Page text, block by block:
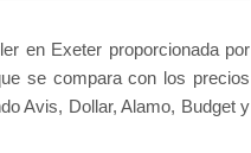
en Exeter proporcionada por
se compara con los precios
Avis, Dollar, Alamo, Budget y